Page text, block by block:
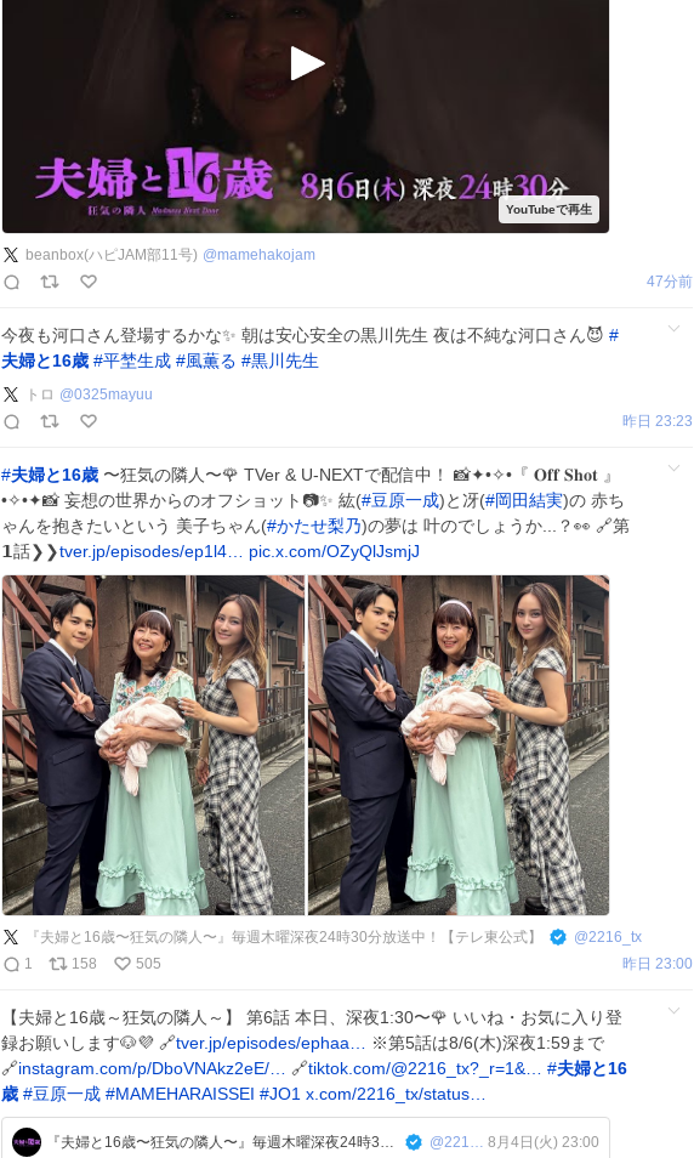
beanbox(ハピJAM部11号) @mamehakojam
47分前
今夜も河口さん登場するかな✨ 朝は安心安全の黒川先生 夜は不純な河口さん😈 #
夫婦と16歳 #平埜生成 #風薫る #黒川先生
トロ @0325mayuu
昨日 23:23
#夫婦と16歳 〜狂気の隣人〜🌹 TVer & U-NEXTで配信中！ 📸✦•✧•『 𝐎𝐟𝐟 𝐒𝐡𝐨𝐭 』
•✧•✦📸 妄想の世界からのオフショット📷✨ 紘(#豆原一成)と冴(#岡田結実)の 赤ち
ゃんを抱きたいという 美子ちゃん(#かたせ梨乃)の夢は 叶のでしょうか...？👀 🔗第
𝟭話❯❯tver.jp/episodes/ep1l4… pic.x.com/OZyQlJsmjJ
『夫婦と16歳〜狂気の隣人〜』毎週木曜深夜24時30分放送中！【テレ東公式】 @2216_tx
1
158 505 昨日 23:00
【夫婦と16歳～狂気の隣人～】 第6話 本日、深夜1:30〜🌹 いいね・お気に入り登
録お願いします🐶💜 🔗tver.jp/episodes/ephaa…
※第5話は8/6(木)深夜1:59まで
🔗instagram.com/p/DboVNAkz2eE/… 🔗tiktok.com/@2216_tx?_r=1&… #夫婦と16
歳 #豆原一成 #MAMEHARAISSEI #JO1 x.com/2216_tx/status…
『夫婦と16歳〜狂気の隣人〜』毎週木曜深夜24時30分放送中！【テレ東公式】 @2216_tx 8月4日(火) 23:00